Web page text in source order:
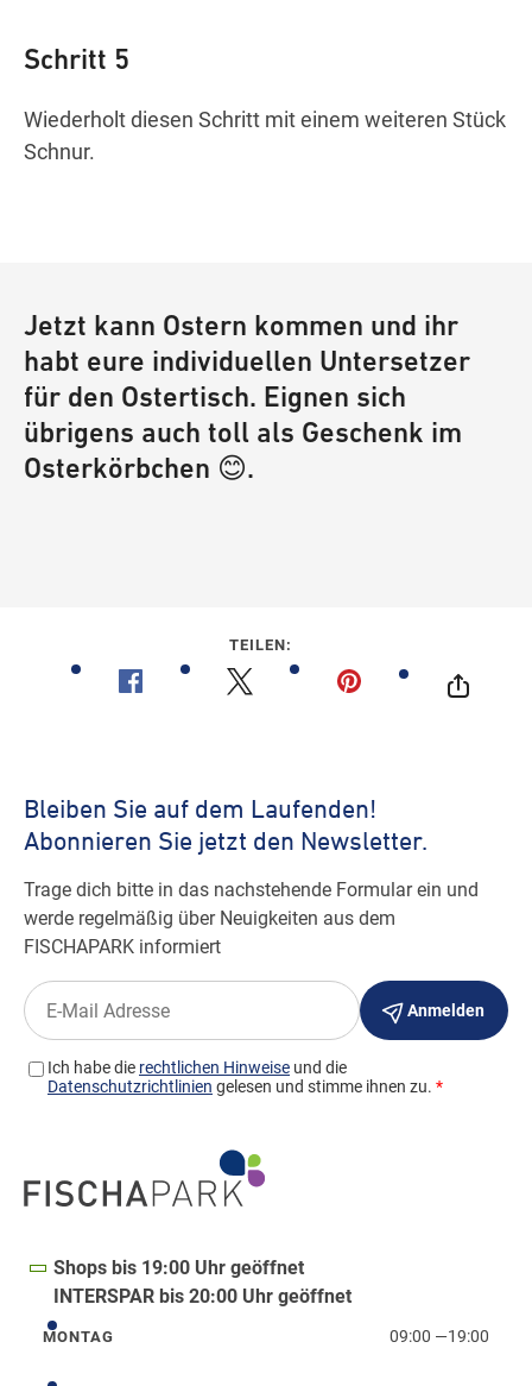
Schritt 5
Wiederholt diesen Schritt mit einem weiteren Stück
Schnur.
Jetzt kann Ostern kommen und ihr
habt eure individuellen Untersetzer
für den Ostertisch. Eignen sich
übrigens auch toll als Geschenk im
Osterkörbchen 😊.
TEILEN:
Shops bis 19:00 Uhr geöffnet
INTERSPAR bis 20:00 Uhr geöffnet
Montag
MONTAG 09:00 —19:00